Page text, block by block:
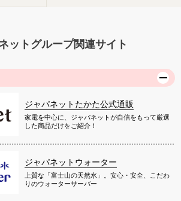
ットグループ関連サイト
ジャパネットたかた公式通販
家電を中心に、ジャパネットが自信をもって厳選
した商品だけをご紹介！
ジャパネットウォーター
上質な「富士山の天然水」。安心・安全、こだわ
りのウォーターサーバー